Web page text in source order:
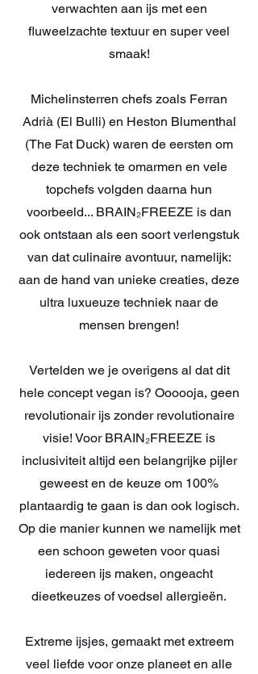
verwachten aan ijs met een
fluweelzachte textuur en super veel
smaak!
Michelinsterren chefs zoals Ferran
Adrià (El Bulli) en Heston Blumenthal
(The Fat Duck) waren de eersten om
deze techniek te omarmen en vele
topchefs volgden daarna hun
voorbeeld... BRAIN₂FREEZE is dan
ook ontstaan als een soort verlengstuk
van dat culinaire avontuur, namelijk:
aan de hand van unieke creaties, deze
ultra luxueuze techniek naar de
mensen brengen!
Vertelden we je overigens al dat dit
hele concept vegan is? Oooooja, geen
revolutionair ijs zonder revolutionaire
visie! Voor BRAIN₂FREEZE is
inclusiviteit altijd een belangrijke pijler
geweest en de keuze om 100%
plantaardig te gaan is dan ook logisch.
Op die manier kunnen we namelijk met
een schoon geweten voor quasi
iedereen ijs maken, ongeacht
dieetkeuzes of voedsel allergieën.
Extreme ijsjes, gemaakt met extreem
veel liefde voor onze planeet en alle